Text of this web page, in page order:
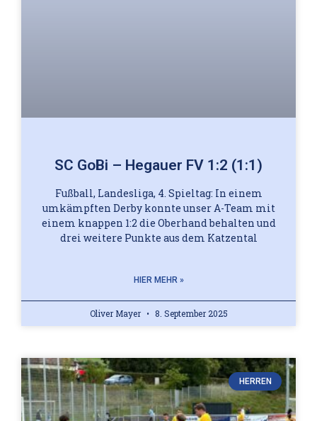
SC GoBi – Hegauer FV 1:2 (1:1)
Fußball, Landesliga, 4. Spieltag: In einem
umkämpften Derby konnte unser A-Team mit
einem knappen 1:2 die Oberhand behalten und
drei weitere Punkte aus dem Katzental
HIER MEHR »
Oliver Mayer 8. September 2025
HERREN